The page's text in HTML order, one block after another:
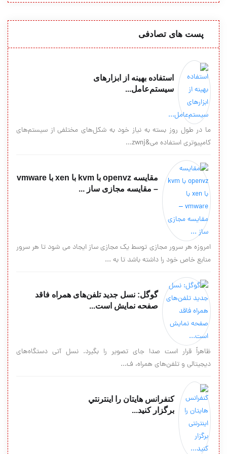
پست های تصادفی
استفاده بهینه از ابزارهای
سیستم‌عامل...
ما در طول روز بسته به نیاز خود به شکل‌های مختلفی از سیستم‌های
کامپیوتری استفاده می&zwnj...
مقایسه openvz با kvm با xen با vmware
– مقایسه مجازی ساز ...
امروزه هر سرور مجازی توسط یک مجازی ساز ایجاد می شود تا هر سرور
منابع خاص خود را داشته باشد تا به ...
گوگل: نسل جدید تلفن‌های همراه فاقد
صفحه نمایش است...
ظاهراً قرار است صدا جای تصویر را بگیرد. نسل آتی دستگاه‌های
دیجیتالی و تلفن‌های همراه، ف...
کنفرانس هايتان را اينترنتي
برگزار كنيد...